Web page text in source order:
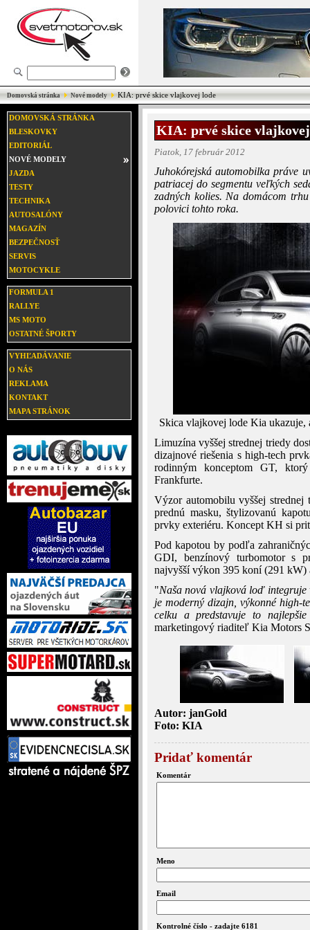
Domovská stránka Nové modely KIA: prvé skice vlajkovej lode
DOMOVSKÁ STRÁNKA
BLESKOVKY
EDITORIÁL
NOVÉ MODELY
JAZDA
TESTY
TECHNIKA
AUTOSALÓNY
MAGAZÍN
BEZPEČNOSŤ
SERVIS
MOTOCYKLE
FORMULA 1
RALLYE
MS MOTO
OSTATNÉ ŠPORTY
VYHĽADÁVANIE
O NÁS
REKLAMA
KONTAKT
MAPA STRÁNOK
KIA: prvé skice
Piatok, 17 február 2012
Juhokórejská automobilka práve
patriacej do segmentu veľkých
zadných kolies. Na domácom
polovici tohto roka.
Skica vlajkovej lode Kia ukazuje,
Limuzína vyššej strednej triedy
dizajnové riešenia s high-tech
rodinným konceptom GT,
Frankfurte.
Výzor automobilu vyššej
prednú masku, štylizovanú
prvky exteriéru. Koncept KH si
Pod kapotou by podľa
GDI, benzínový turbomotor s
najvyšší výkon 395 koní (291 kW)
"Naša nová vlajková loď
je moderný dizajn, výkonné high-
celku a predstavuje to
marketingový riaditeľ Kia Motors
Autor: janGold
Foto: KIA
Pridať komentár
Komentár
Meno
Email
Kontrolné číslo - zadajte 6181